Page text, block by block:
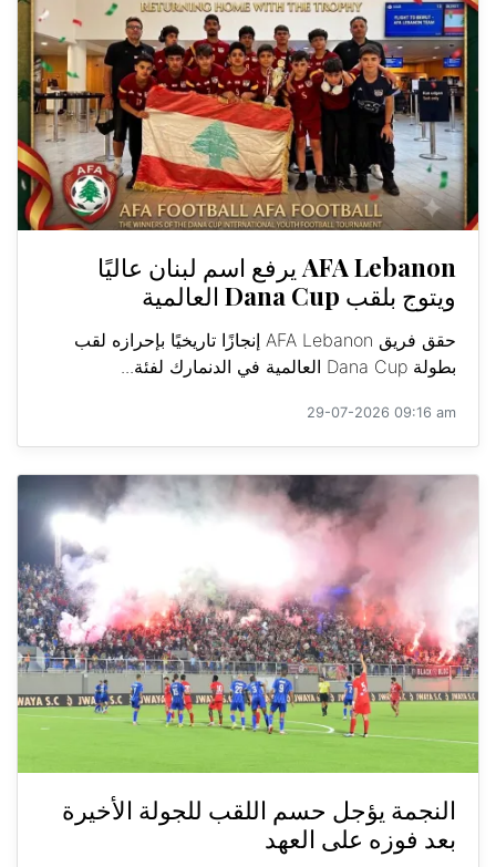
AFA Lebanon يرفع اسم لبنان عاليًا
ويتوج بلقب Dana Cup العالمية
حقق فريق AFA Lebanon إنجازًا تاريخيًا بإحرازه لقب
بطولة Dana Cup العالمية في الدنمارك لفئة...
29-07-2026 09:16 am
النجمة يؤجل حسم اللقب للجولة الأخيرة
بعد فوزه على العهد